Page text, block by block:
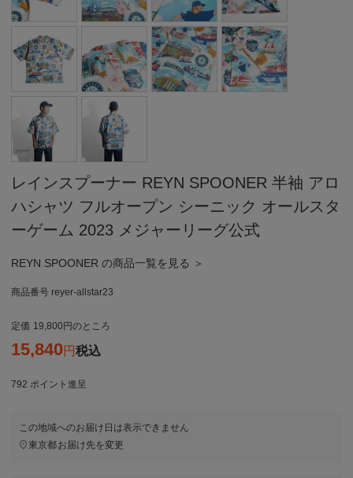
レインスプーナー REYN SPOONER 半袖 アロ
ハシャツ フルオープン シーニック オールスタ
ーゲーム 2023 メジャーリーグ公式
REYN SPOONER の商品一覧を見る ＞
商品番号 reyer-allstar23
定価 19,800 のところ
15,840 税込
792 ポイント進呈
この地域へのお届け日は表示できません
東京都お届け先を変更